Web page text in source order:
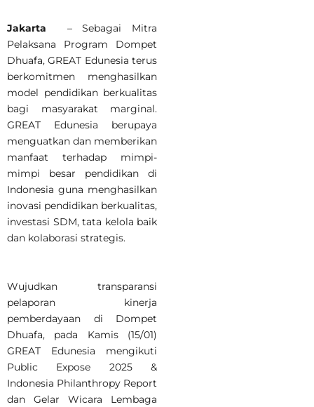
Jakarta
– Sebagai Mitra
Pelaksana Program Dompet
Dhuafa, GREAT Edunesia terus
berkomitmen menghasilkan
model pendidikan berkualitas
bagi masyarakat marginal.
GREAT Edunesia berupaya
menguatkan dan memberikan
manfaat terhadap mimpi-
mimpi besar pendidikan di
Indonesia guna menghasilkan
inovasi pendidikan berkualitas,
investasi SDM, tata kelola baik
dan kolaborasi strategis.
Wujudkan transparansi
pelaporan kinerja
pemberdayaan di Dompet
Dhuafa, pada Kamis (15/01)
GREAT Edunesia mengikuti
Public Expose 2025 &
Indonesia Philanthropy Report
dan Gelar Wicara Lembaga